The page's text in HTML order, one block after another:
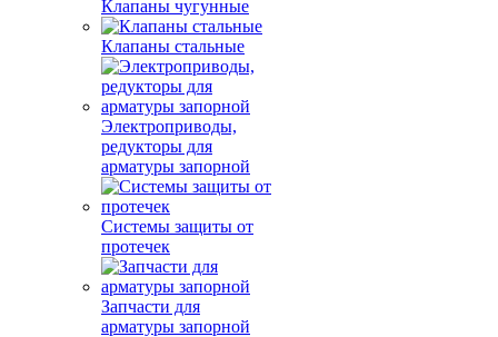
Клапаны чугунные
Клапаны стальные
Электроприводы,
редукторы для
арматуры запорной
Системы защиты от
протечек
Запчасти для
арматуры запорной